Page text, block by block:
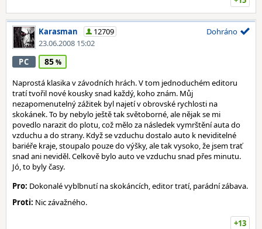
Karasman
12709
23.06.2008 15:02
Dohráno
PC 85
Naprostá klasika v závodních hrách. V tom jednoduchém editoru
tratí tvořil nové kousky snad každý, koho znám. Můj
nezapomenutelný zážitek byl najetí v obrovské rychlosti na
skokánek. To by nebylo ještě tak světoborné, ale nějak se mi
povedlo narazit do plotu, což mělo za následek vymrštění auta do
vzduchu a do strany. Když se vzduchu dostalo auto k neviditelné
bariéře kraje, stoupalo pouze do výšky, ale tak vysoko, že jsem trať
snad ani neviděl. Celkově bylo auto ve vzduchu snad přes minutu.
Jó, to byly časy.
Pro: Dokonalé vyblbnutí na skokáncích, editor tratí, parádní zábava.
Proti: Nic závažného.
+13